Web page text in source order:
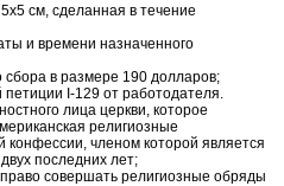
см, сделанная в течение
и времени назначенного
сбора в размере 190 долларов;
I-129 от работодателя.
лица церкви, которое
религиозные
конфессии, членом которой является
последних лет;
совершать религиозные обряды